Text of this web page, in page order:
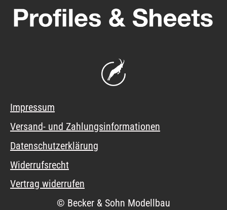
Impressum
Versand- und Zahlungsinformationen
Datenschutzerklärung
Widerrufsrecht
Vertrag widerrufen
© Becker & Sohn Modellbau